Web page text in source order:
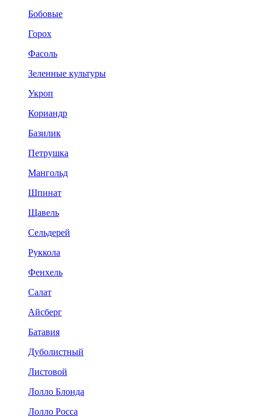
Бобовые
Горох
Фасоль
Зеленные культуры
Укроп
Кориандр
Базилик
Петрушка
Мангольд
Шпинат
Щавель
Сельдерей
Руккола
Фенхель
Салат
Айсберг
Батавия
Дуболистный
Листовой
Лолло Блонда
Лолло Росса